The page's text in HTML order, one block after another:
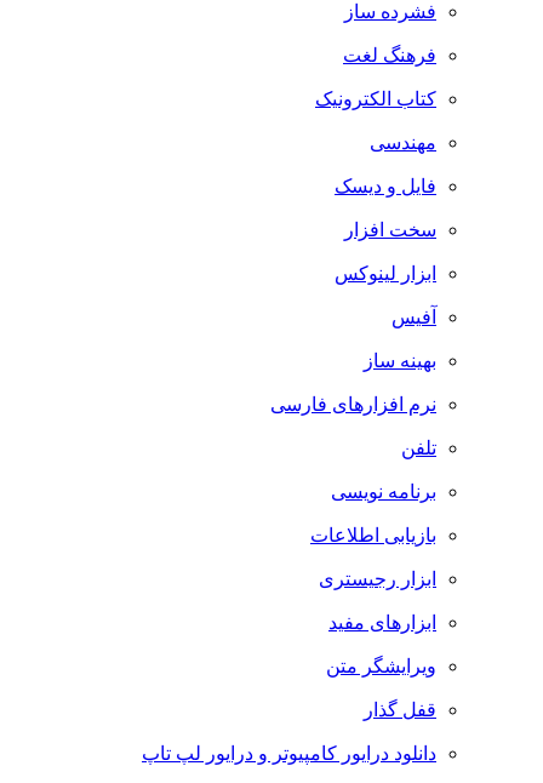
فشرده ساز
فرهنگ لغت
کتاب الکترونیک
مهندسی
فایل و دیسک
سخت افزار
ابزار لینوکس
آفیس
بهینه ساز
نرم افزارهای فارسی
تلفن
برنامه نویسی
بازیابی اطلاعات
ابزار رجیستری
ابزارهای مفید
ویرایشگر متن
قفل گذار
دانلود درایور کامپیوتر و درایور لپ تاپ